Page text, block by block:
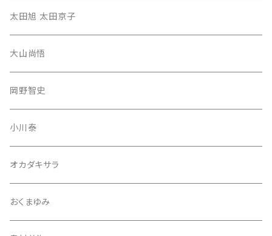
太田旭 太田京子
大山尚悟
岡野智史
小川泰
オカダキサラ
おくまゆみ